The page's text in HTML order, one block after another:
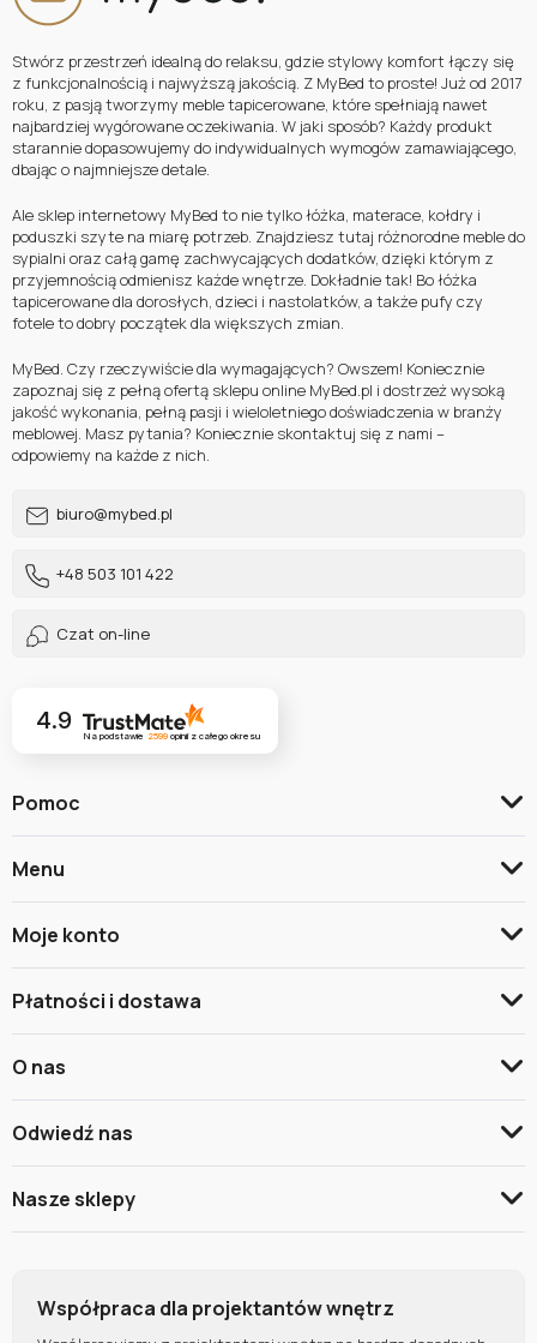
Stwórz przestrzeń idealną do relaksu, gdzie stylowy komfort łączy się
z funkcjonalnością i najwyższą jakością. Z MyBed to proste! Już od 2017
roku, z pasją tworzymy meble tapicerowane, które spełniają nawet
najbardziej wygórowane oczekiwania. W jaki sposób? Każdy produkt
starannie dopasowujemy do indywidualnych wymogów zamawiającego,
dbając o najmniejsze detale.
Ale sklep internetowy MyBed to nie tylko łóżka, materace, kołdry i
poduszki szyte na miarę potrzeb. Znajdziesz tutaj różnorodne meble do
sypialni oraz całą gamę zachwycających dodatków, dzięki którym z
przyjemnością odmienisz każde wnętrze. Dokładnie tak! Bo łóżka
tapicerowane dla dorosłych, dzieci i nastolatków, a także pufy czy
fotele to dobry początek dla większych zmian.
MyBed. Czy rzeczywiście dla wymagających? Owszem! Koniecznie
zapoznaj się z pełną ofertą sklepu online MyBed.pl i dostrzeż wysoką
jakość wykonania, pełną pasji i wieloletniego doświadczenia w branży
meblowej. Masz pytania? Koniecznie skontaktuj się z nami –
odpowiemy na każde z nich.
biuro@mybed.pl
+48 503 101 422
Czat on-line
4.9
Na podstawie 2599opinii z całego okresu
Pomoc
Menu
Moje konto
Płatności i dostawa
O nas
Odwiedź nas
Nasze sklepy
Współpraca dla projektantów wnętrz